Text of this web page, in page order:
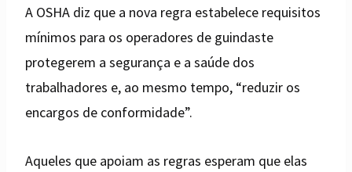
A OSHA diz que a nova regra estabelece requisitos
mínimos para os operadores de guindaste
protegerem a segurança e a saúde dos
trabalhadores e, ao mesmo tempo, “reduzir os
encargos de conformidade”.
Aqueles que apoiam as regras esperam que elas